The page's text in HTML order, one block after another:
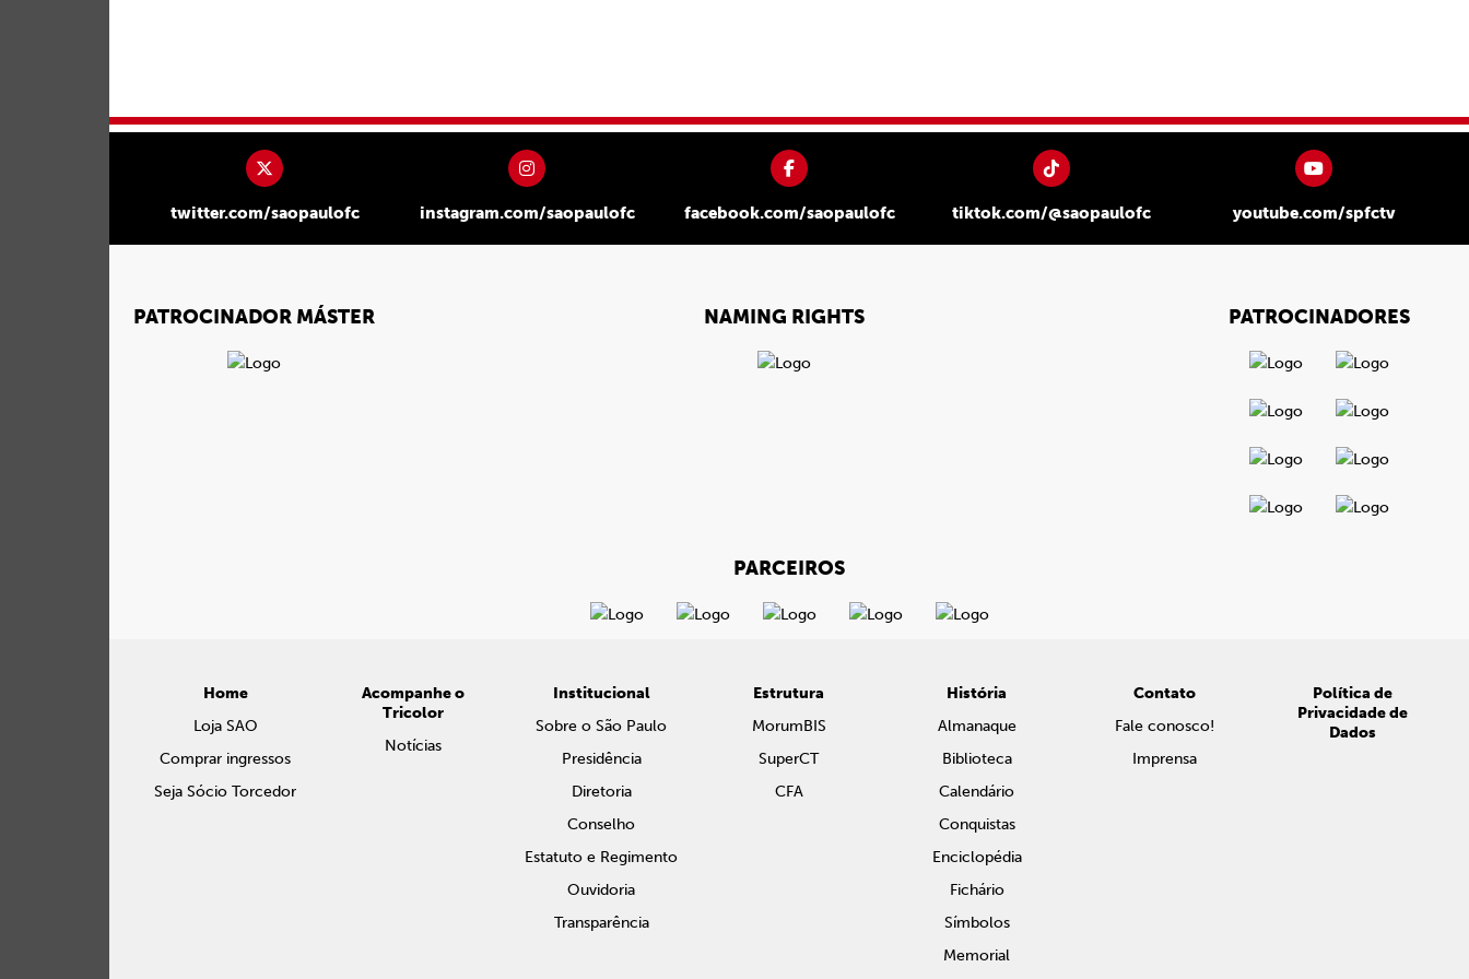
twitter.com/saopaulofc instagram.com/saopaulofc facebook.com/saopaulofc tiktok.com/@saopaulofc youtube.com/spfctv
PATROCINADOR MÁSTER NAMING RIGHTS PATROCINADORES
PARCEIROS
Home
Loja SAO
Comprar ingressos
Seja Sócio Torcedor
Acompanhe o
Tricolor
Notícias
Institucional
Sobre o São Paulo
Presidência
Diretoria
Conselho
Estatuto e Regimento
Ouvidoria
Transparência
Estrutura
MorumBIS
SuperCT
CFA
História
Almanaque
Biblioteca
Calendário
Conquistas
Enciclopédia
Fichário
Símbolos
Memorial
Contato
Fale conosco!
Imprensa
Política de
Privacidade de
Dados